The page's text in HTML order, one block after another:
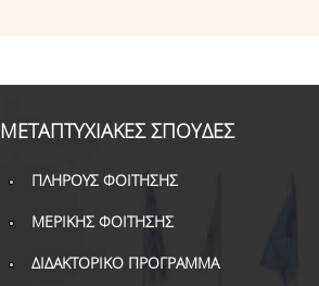
ΜΕΤΑΠΤΥΧΙΑΚΕΣ ΣΠΟΥΔΕΣ
ΠΛΗΡΟΥΣ ΦΟΙΤΗΣΗΣ
ΜΕΡΙΚΗΣ ΦΟΙΤΗΣΗΣ
ΔΙΔΑΚΤΟΡΙΚΟ ΠΡΟΓΡΑΜΜΑ